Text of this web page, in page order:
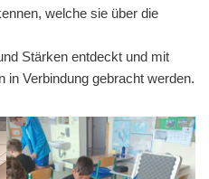
welche sie über die
Stärken entdeckt und mit
in Verbindung gebracht werden.